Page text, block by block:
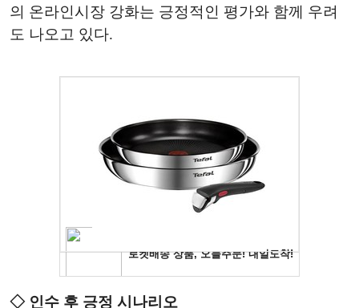
의 온라인시장 강화는 긍정적인 평가와 함께 우려
도 나오고 있다.
◇ 인수 후 긍정 시나리오